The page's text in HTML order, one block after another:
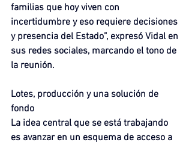
familias que hoy viven con
incertidumbre y eso requiere decisiones
y presencia del Estado”, expresó Vidal en
sus redes sociales, marcando el tono de
la reunión.
Lotes, producción y una solución de
fondo
La idea central que se está trabajando
es avanzar en un esquema de acceso a